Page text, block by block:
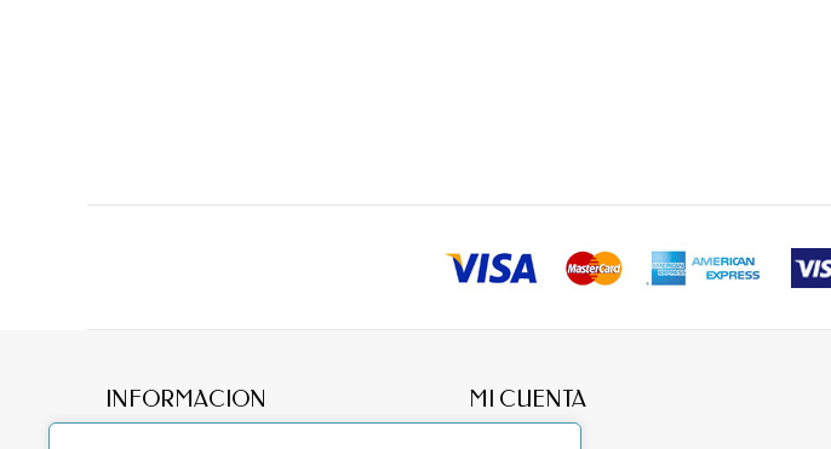
INFORMACION MI CUENTA